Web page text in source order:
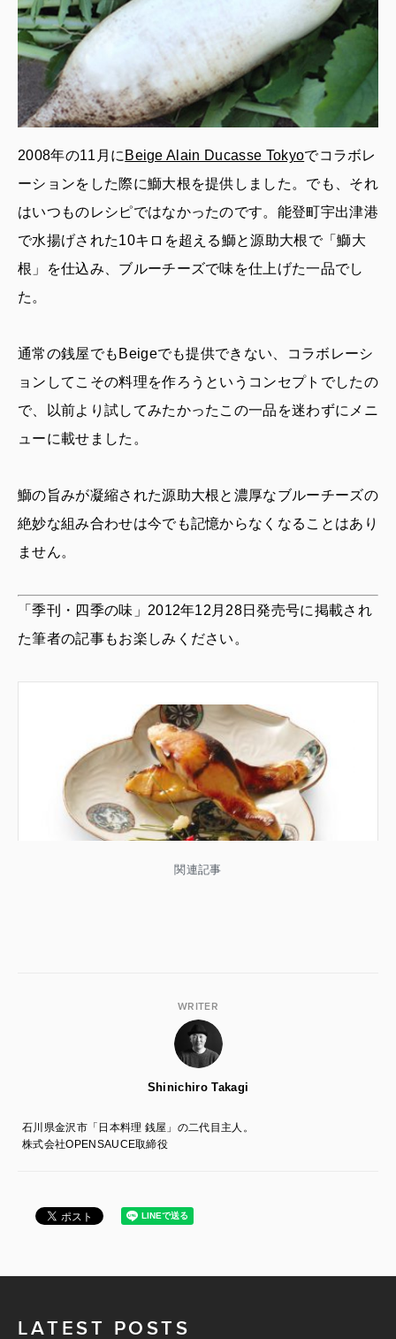
2008年の11月に Beige Alain Ducasse Tokyoでコラボレ
ーションをした際に鰤大根を提供しました。でも、それ
はいつものレシピではなかったのです。能登町宇出津港
で水揚げされた10キロを超える鰤と源助大根で「鰤大
根」を仕込み、ブルーチーズで味を仕上げた一品でし
た。
通常の銭屋でもBeigeでも提供できない、コラボレーシ
ョンしてこその料理を作ろうというコンセプトでしたの
で、以前より試してみたかったこの一品を迷わずにメニ
ューに載せました。
鰤の旨みが凝縮された源助大根と濃厚なブルーチーズの
絶妙な組み合わせは今でも記憶からなくなることはあり
ません。
「季刊・四季の味」2012年12月28日発売号に掲載され
た筆者の記事もお楽しみください。
関連記事
WRITER
Shinichiro Takagi
石川県金沢市「日本料理 銭屋」の二代目主人。
株式会社OPENSAUCE取締役
LATEST POSTS